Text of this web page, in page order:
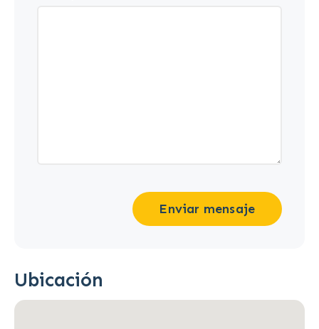
Enviar mensaje
Ubicación